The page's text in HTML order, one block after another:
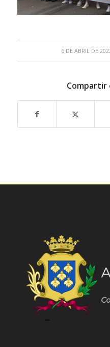
6 DE ABRIL DE
/
Compartir